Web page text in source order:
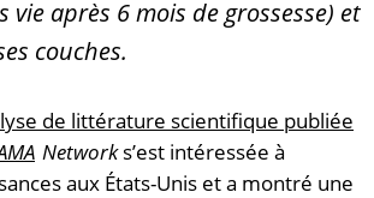
vie après 6 mois de grossesse) et
couches.
de littérature scientifique publiée
Networks’est intéressée à
aux États-Unis et a montré une